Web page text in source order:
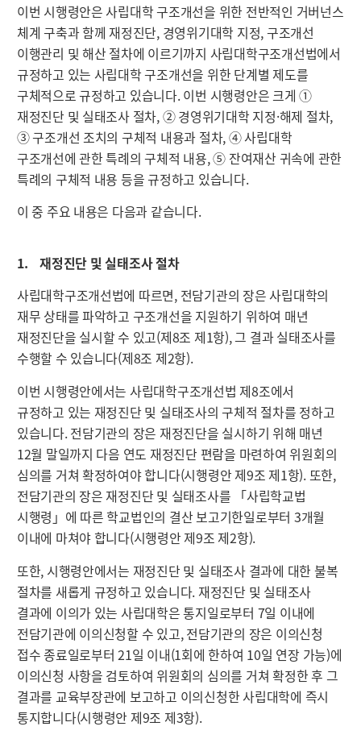
이번 시행령안은 사립대학 구조개선을 위한 전반적인 거버넌스
체계 구축과 함께 재정진단, 경영위기대학 지정, 구조개선
이행관리 및 해산 절차에 이르기까지 사립대학구조개선법에서
규정하고 있는 사립대학 구조개선을 위한 단계별 제도를
구체적으로 규정하고 있습니다. 이번 시행령안은 크게 ①
재정진단 및 실태조사 절차, ② 경영위기대학 지정·해제 절차,
③ 구조개선 조치의 구체적 내용과 절차, ④ 사립대학
구조개선에 관한 특례의 구체적 내용, ⑤ 잔여재산 귀속에 관한
특례의 구체적 내용 등을 규정하고 있습니다.
이 중 주요 내용은 다음과 같습니다.
1. 재정진단 및 실태조사 절차
사립대학구조개선법에 따르면, 전담기관의 장은 사립대학의
재무 상태를 파악하고 구조개선을 지원하기 위하여 매년
재정진단을 실시할 수 있고(제8조 제1항), 그 결과 실태조사를
수행할 수 있습니다(제8조 제2항).
이번 시행령안에서는 사립대학구조개선법 제8조에서
규정하고 있는 재정진단 및 실태조사의 구체적 절차를 정하고
있습니다. 전담기관의 장은 재정진단을 실시하기 위해 매년
12월 말일까지 다음 연도 재정진단 편람을 마련하여 위원회의
심의를 거쳐 확정하여야 합니다(시행령안 제9조 제1항). 또한,
전담기관의 장은 재정진단 및 실태조사를 「사립학교법
시행령」에 따른 학교법인의 결산 보고기한일로부터 3개월
이내에 마쳐야 합니다(시행령안 제9조 제2항).
또한, 시행령안에서는 재정진단 및 실태조사 결과에 대한 불복
절차를 새롭게 규정하고 있습니다. 재정진단 및 실태조사
결과에 이의가 있는 사립대학은 통지일로부터 7일 이내에
전담기관에 이의신청할 수 있고, 전담기관의 장은 이의신청
접수 종료일로부터 21일 이내(1회에 한하여 10일 연장 가능)에
이의신청 사항을 검토하여 위원회의 심의를 거쳐 확정한 후 그
결과를 교육부장관에 보고하고 이의신청한 사립대학에 즉시
통지합니다(시행령안 제9조 제3항).